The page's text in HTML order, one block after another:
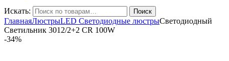
Искать: Поиск
ГлавнаяЛюстрыLED Светодиодные люстрыСветодиодный
Светильник 3012/2+2 CR 100W
-34%